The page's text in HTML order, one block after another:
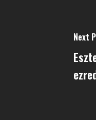
Next